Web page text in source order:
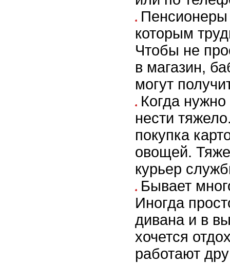
которым
Чтобы не
в магазин,
могут
Когда
нести
покупка
овощей.
курьер
Бывает
Иногда
дивана и в
хочется
работают